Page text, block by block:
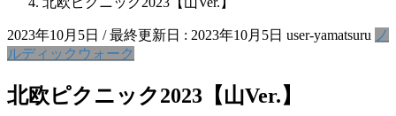
2023年10月5日 / 最終更新日 : 2023年10月5日 user-yamatsuru ノ
ルディックウォーク
北欧ピクニック2023【山Ver.】